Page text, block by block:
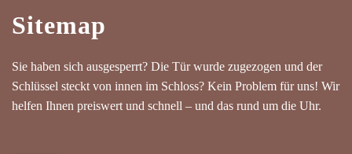
Sitemap
Sie haben sich ausgesperrt? Die Tür wurde zugezogen und der
Schlüssel steckt von innen im Schloss? Kein Problem für uns! Wir
helfen Ihnen preiswert und schnell – und das rund um die Uhr.